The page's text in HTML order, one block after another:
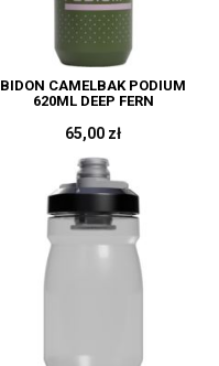
BIDON CAMELBAK PODIUM
620ML DEEP FERN
65,00 zł